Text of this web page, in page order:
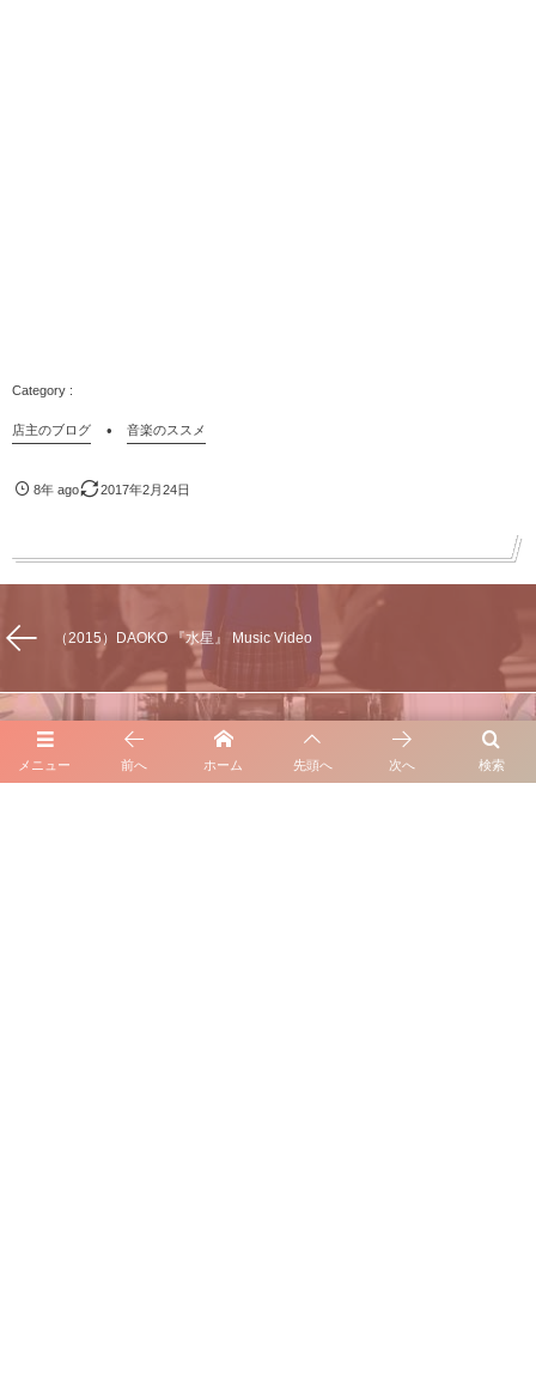
店主のブログ 音楽のススメ
8年 ago 2017年2月24日
（2015）DAOKO 『水星』 Music Video
最高にカッコいい２人。韻シスト/BASI & EVISBEATS
メニュー 検索
前へ ホーム 先頭へ 次へ